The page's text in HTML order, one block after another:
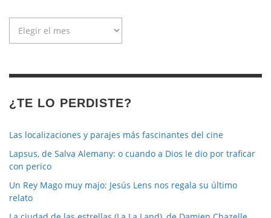
¿TE LO PERDISTE?
Las localizaciones y parajes más fascinantes del cine
Lapsus, de Salva Alemany: o cuando a Dios le dio por traficar
con perico
Un Rey Mago muy majo: Jesús Lens nos regala su último
relato